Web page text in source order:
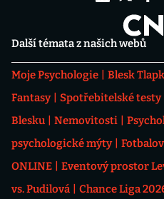
Další témata z našich webů
Moje Psychologie Blesk
Fantasy
Spotřebitelské testy
Blesku
Nemovitosti
psychologické mýty
ONLINE
Eventový prostor
vs. Pudilová
Chance Liga